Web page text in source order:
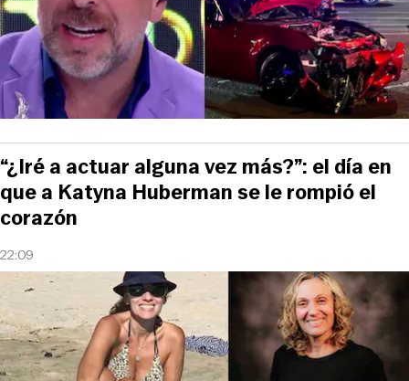
22:09
“¿Iré a actuar alguna vez más?”: el día en
que a Katyna Huberman se le rompió el
corazón